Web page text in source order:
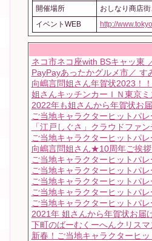
開催場所
おしなり商店
イベントWEB
http://
ネコ市ネコ座with BSキャッ東
PayPayあったかグルメ市／ す
向嶋言問姐さん年賀状2023！！
姐さんキッチンカーＩＮ東京
2022年も姐さんから年賀状お
ご当地キャラクターヒットパ
「江戸しぐさ」クラウドファ
ご当地キャラクターヒットパ
向嶋言問姐さん★10周年ご挨
ご当地キャラクターヒットパ
ご当地キャラクターヒットパ
ご当地キャラクターヒットパ
ご当地キャラクターヒットパ
ご当地キャラクターヒットパ
2021年 姐さんから年賀状お届
下町のばーむくーへんクリス
新春！ご当地キャラクターヒ